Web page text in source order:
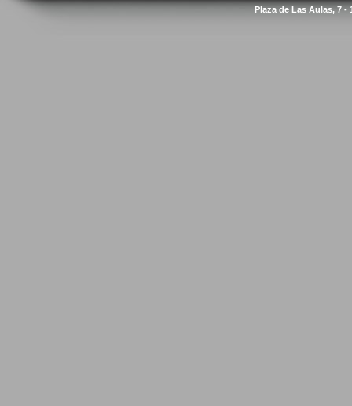
Plaza de Las Aulas, 7 -